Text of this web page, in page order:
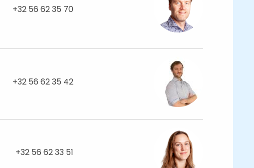
+32 56 62 35 70
+32 56 62 35 42
+32 56 62 33 51